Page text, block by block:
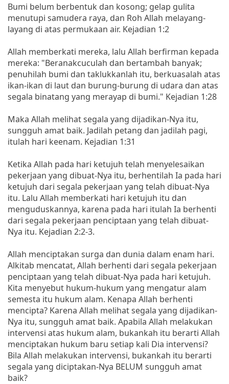
Bumi belum berbentuk dan kosong; gelap gulita
menutupi samudera raya, dan Roh Allah melayang-
layang di atas permukaan air. Kejadian 1:2
Allah memberkati mereka, lalu Allah berfirman kepada
mereka: "Beranakcuculah dan bertambah banyak;
penuhilah bumi dan taklukkanlah itu, berkuasalah atas
ikan-ikan di laut dan burung-burung di udara dan atas
segala binatang yang merayap di bumi." Kejadian 1:28
Maka Allah melihat segala yang dijadikan-Nya itu,
sungguh amat baik. Jadilah petang dan jadilah pagi,
itulah hari keenam. Kejadian 1:31
Ketika Allah pada hari ketujuh telah menyelesaikan
pekerjaan yang dibuat-Nya itu, berhentilah Ia pada hari
ketujuh dari segala pekerjaan yang telah dibuat-Nya
itu. Lalu Allah memberkati hari ketujuh itu dan
menguduskannya, karena pada hari itulah Ia berhenti
dari segala pekerjaan penciptaan yang telah dibuat-
Nya itu. Kejadian 2:2-3.
Allah menciptakan surga dan dunia dalam enam hari.
Alkitab mencatat, Allah berhenti dari segala pekerjaan
penciptaan yang telah dibuat-Nya pada hari ketujuh.
Kita menyebut hukum-hukum yang mengatur alam
semesta itu hukum alam. Kenapa Allah berhenti
mencipta? Karena Allah melihat segala yang dijadikan-
Nya itu, sungguh amat baik. Apabila Allah melakukan
intervensi atas hukum alam, bukankah itu berarti Allah
menciptakan hukum baru setiap kali Dia intervensi?
Bila Allah melakukan intervensi, bukankah itu berarti
segala yang diciptakan-Nya BELUM sungguh amat
baik?